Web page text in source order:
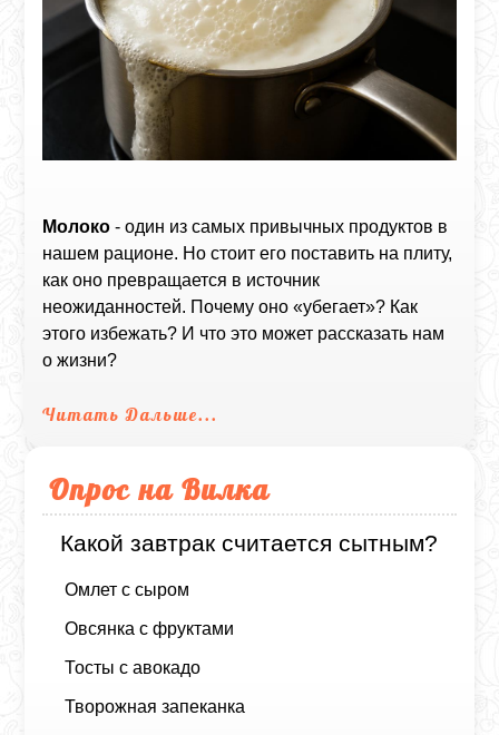
Молоко - один из самых привычных продуктов в
нашем рационе. Но стоит его поставить на плиту,
как оно превращается в источник
неожиданностей. Почему оно «убегает»? Как
этого избежать? И что это может рассказать нам
о жизни?
Читать Дальше...
Опрос на Вилка
Какой завтрак считается сытным?
Омлет с сыром
Овсянка с фруктами
Тосты с авокадо
Творожная запеканка